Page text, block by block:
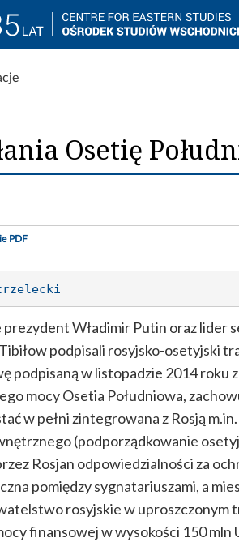
Osetię
PDF
prezydent Władimir Putin oraz lider
podpisali rosyjsko-osetyjski
podpisaną w listopadzie 2014 roku
mocy Osetia Południowa,
w pełni zintegrowana z Rosją
(podporządkowanie
Rosjan odpowiedzialności za
pomiędzy sygnatariuszami, a
rosyjskie w uproszczonym
finansowej w wysokości 150 mln